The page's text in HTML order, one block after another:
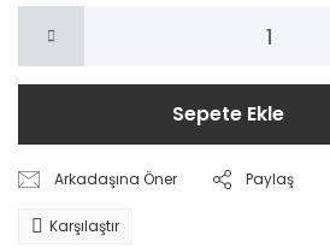
Sepete Ekle
Arkadaşına Öner Paylaş
Karşılaştır